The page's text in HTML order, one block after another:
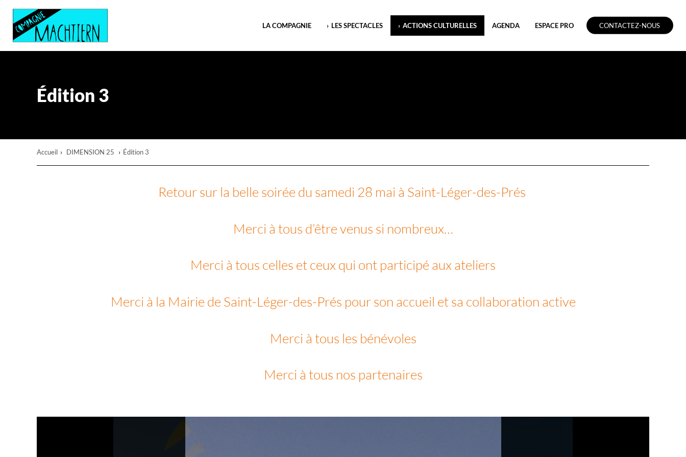
LA COMPAGNIE LES SPECTACLES ACTIONS CULTURELLES AGENDA ESPACE PRO CONTACTEZ-NOUS
Édition 3
Accueil › DIMENSION 25 › Édition 3
Retour sur la belle soirée du samedi 28 mai à Saint-Léger-des-Prés
Merci à tous d’être venus si nombreux…
Merci à tous celles et ceux qui ont participé aux ateliers
Merci à la Mairie de Saint-Léger-des-Prés pour son accueil et sa collaboration active
Merci à tous les bénévoles
Merci à tous nos partenaires